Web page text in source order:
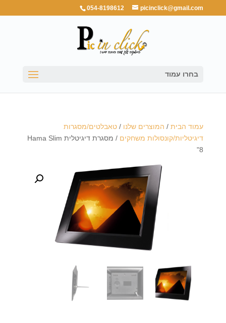
054-8198612 picinclick@gmail.com
בחרו עמוד
עמוד הבית/ המוצרים שלנו / טאבלטים/מסגרות
דיגיטליות/קונסולות משחקים
/ מסגרת דיגיטלית Hama Slim
"8